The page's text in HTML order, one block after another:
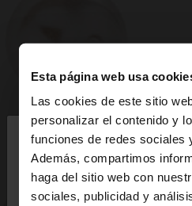
Esta página web usa
Las cookies de este sitio
personalizar el contenido y
funciones de redes sociales
Además, compartimos
haga del sitio web con
sociales, publicidad y
hola
Estás accediendo a la web
a la web de United States?